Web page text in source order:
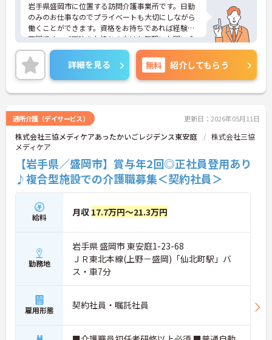
岩手県盛岡市に位置する訪問介護事業所です。日勤
のみのお仕事なのでプライベートも大切にしながら
働くことができます。資格をお持ちであれば経験は
不問です。ご興味をお持ちの方はお気軽にお問い合
わせください。
詳細を見る 無料 紹介してもらう
通所介護（デイサービス） 更新日：2026年05月11日
株式会社三協メディケアあったかいごレジデンス東安庭
株式会社三協
メディケア
【岩手県／盛岡市】賞与年2回◎正社員登用あり
♪複合型施設での介護職募集＜契約社員＞
給料 月収 17.7万円～21.3万円
勤務地
岩手県 盛岡市 東安庭1-23-68
ＪＲ東北本線(上野－盛岡)「仙北町駅」バ
ス・車7分
雇用形態 契約社員・嘱託社員